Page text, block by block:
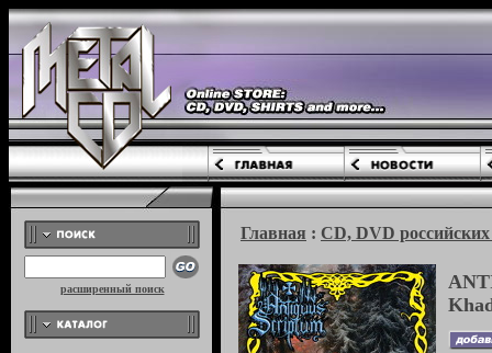
расширенный поиск
Главная : CD, DVD